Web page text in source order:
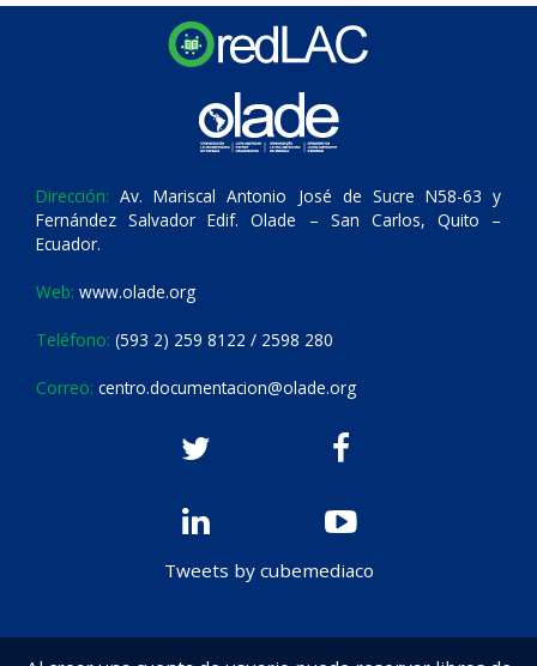
Dirección: Av. Mariscal Antonio José de Sucre N58-63 y
Fernández Salvador Edif. Olade – San Carlos, Quito –
Ecuador.
Web: www.olade.org
Teléfono: (593 2) 259 8122 / 2598 280
Correo: centro.documentacion@olade.org
Tweets by cubemediaco